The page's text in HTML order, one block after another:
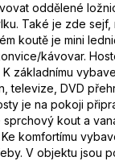
oddělené
Také je zde sejf,
koutě je mini
kávovar.
K základnímu
televize, DVD
je na pokoji
kout a
komfortímu
V objektu jsou